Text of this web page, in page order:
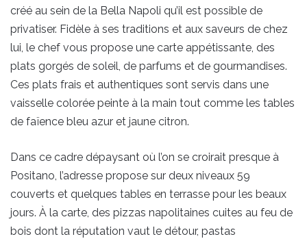
créé au sein de la Bella Napoli qu’il est possible de
privatiser. Fidèle à ses traditions et aux saveurs de chez
lui, le chef vous propose une carte appétissante, des
plats gorgés de soleil, de parfums et de gourmandises.
Ces plats frais et authentiques sont servis dans une
vaisselle colorée peinte à la main tout comme les tables
de faïence bleu azur et jaune citron.
Dans ce cadre dépaysant où l’on se croirait presque à
Positano, l’adresse propose sur deux niveaux 59
couverts et quelques tables en terrasse pour les beaux
jours. À la carte, des pizzas napolitaines cuites au feu de
bois dont la réputation vaut le détour, pastas